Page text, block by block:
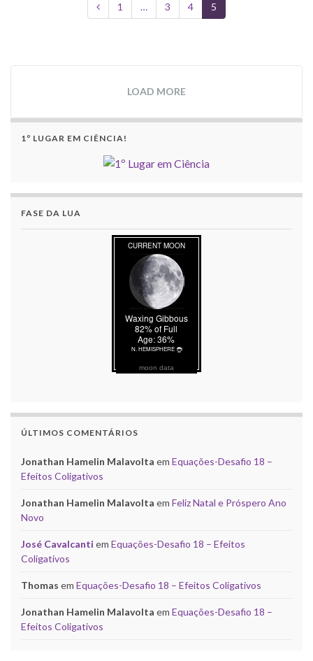
1 … 3 4 5
LOAD MORE
1º LUGAR EM CIÊNCIA!
FASE DA LUA
moon data
ÚLTIMOS COMENTÁRIOS
Jonathan Hamelin Malavolta em Equações-Desafio 18 –
Efeitos Coligativos
Jonathan Hamelin Malavolta em Feliz Natal e Próspero Ano
Novo
José Cavalcanti em Equações-Desafio 18 – Efeitos
Coligativos
Thomas em Equações-Desafio 18 – Efeitos Coligativos
Jonathan Hamelin Malavolta em Equações-Desafio 18 –
Efeitos Coligativos